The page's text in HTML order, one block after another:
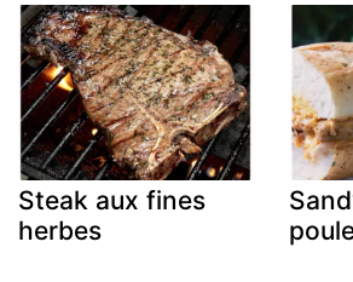
Steak aux fines
herbes